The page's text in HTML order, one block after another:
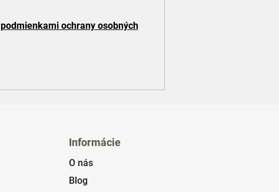
podmienkami ochrany osobných
Informácie
O nás
Blog